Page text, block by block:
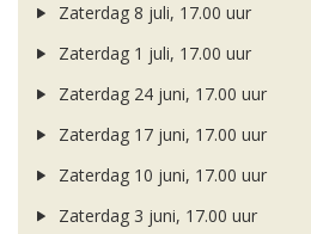
Zaterdag 8 juli, 17.00 uur
Zaterdag 1 juli, 17.00 uur
Zaterdag 24 juni, 17.00 uur
Zaterdag 17 juni, 17.00 uur
Zaterdag 10 juni, 17.00 uur
Zaterdag 3 juni, 17.00 uur